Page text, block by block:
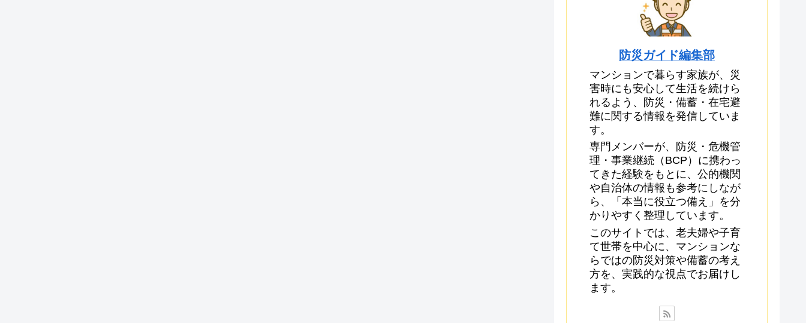
防災ガイド編集部
マンションで暮らす家族が、災
害時にも安心して生活を続けら
れるよう、防災・備蓄・在宅避
難に関する情報を発信していま
す。
専門メンバーが、防災・危機管
理・事業継続（BCP）に携わっ
てきた経験をもとに、公的機関
や自治体の情報も参考にしなが
ら、「本当に役立つ備え」を分
かりやすく整理しています。
このサイトでは、老夫婦や子育
て世帯を中心に、マンションな
らではの防災対策や備蓄の考え
方を、実践的な視点でお届けし
ます。